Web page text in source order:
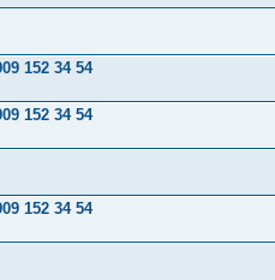
152 34 54
152 34 54
152 34 54